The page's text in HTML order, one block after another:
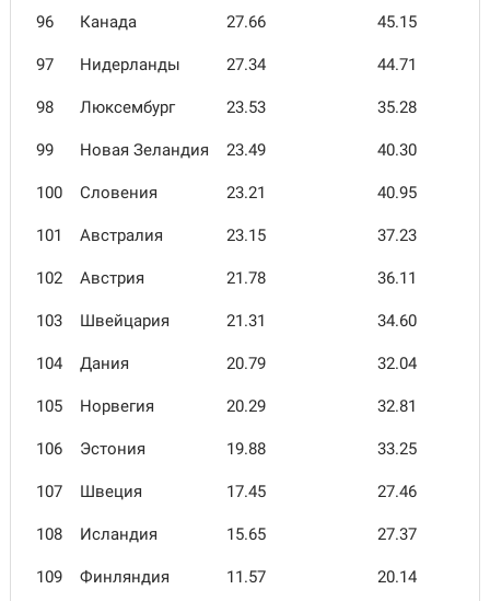
96 Канада 27.66 45.15
97 Нидерланды 27.34 44.71
98 Люксембург 23.53 35.28
99 Новая Зеландия 23.49 40.30
100 Словения 23.21 40.95
101 Австралия 23.15 37.23
102 Австрия 21.78 36.11
103 Швейцария 21.31 34.60
104 Дания 20.79 32.04
105 Норвегия 20.29 32.81
106 Эстония 19.88 33.25
107 Швеция 17.45 27.46
108 Исландия 15.65 27.37
109 Финляндия 11.57 20.14